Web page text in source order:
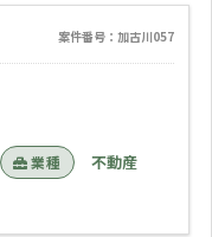
案件番号：加古川057
業種 不動産